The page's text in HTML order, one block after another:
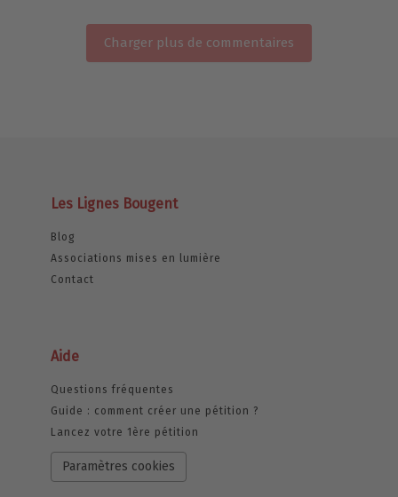
Charger plus de commentaires
Les Lignes Bougent
Blog
Associations mises en lumière
Contact
Aide
Questions fréquentes
Guide : comment créer une pétition ?
Lancez votre 1ère pétition
Paramètres cookies